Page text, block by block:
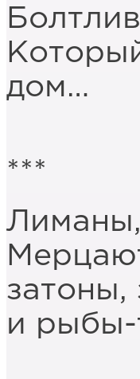
дом…
***
Лиманы,
затоны,
и рыбы-